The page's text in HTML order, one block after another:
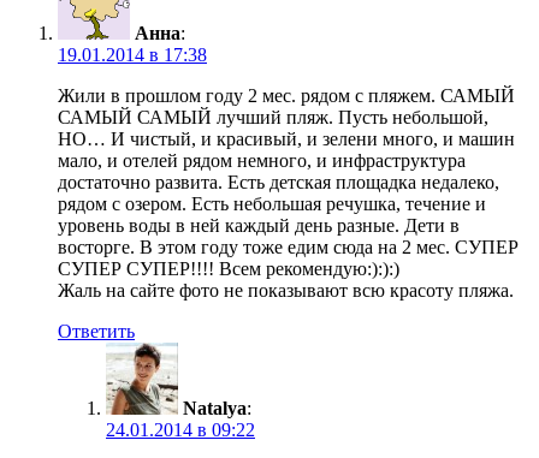
Анна:
19.01.2014 в 17:38
Жили в прошлом году 2 мес. рядом с пляжем. САМЫЙ
САМЫЙ САМЫЙ лучший пляж. Пусть небольшой,
НО… И чистый, и красивый, и зелени много, и машин
мало, и отелей рядом немного, и инфраструктура
достаточно развита. Есть детская площадка недалеко,
рядом с озером. Есть небольшая речушка, течение и
уровень воды в ней каждый день разные. Дети в
восторге. В этом году тоже едим сюда на 2 мес. СУПЕР
СУПЕР СУПЕР!!!! Всем рекомендую:):):)
Жаль на сайте фото не показывают всю красоту пляжа.
Ответить
Natalya:
24.01.2014 в 09:22